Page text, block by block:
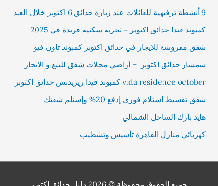
9 أنشطة ترفيهية للعائلات عند زيارة حدائق 6 اكتوبر خلال العيد
كمبوند فيدا حدائق اكتوبر – تجربة سكنية فريدة في 2025
شقق مفروشة للايجار في حدائق اكتوبر كمبوند تاون فيو
سمسار حدائق اكتوبر – أراضي محلات شقق للبيع و الايجار
vida residence october كمبوند فيدا ريزيدنس حدائق اكتوبر
شقق تقسيط استلام فوري إدفع 20% وإستلم شقتك
هايد بارك الساحل الشمالي
كهربائي منازل القاهرة تأسيس وتشطيب
حميع الحقوق محفوظة © 2026 دليل حدائق اكتوبر